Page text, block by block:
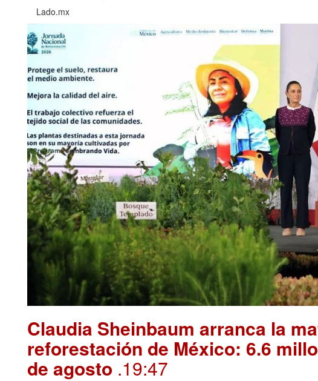
Lado.mx
Claudia Sheinbaum arranca la
reforestación de México: 6.6
de agosto .19:47